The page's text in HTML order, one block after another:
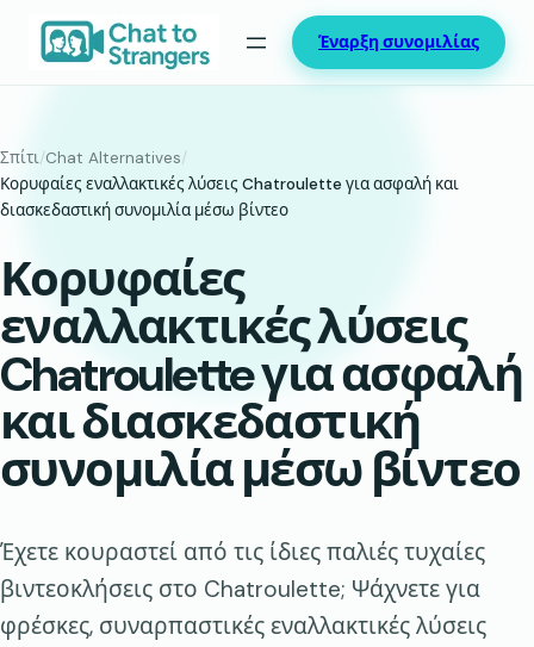
Μετάβαση
περιεχόμενο
Έναρξη συνομιλίας
Σπίτι/Chat Alternatives/
Κορυφαίες εναλλακτικές λύσεις Chatroulette για ασφαλή και
διασκεδαστική συνομιλία μέσω βίντεο
Κορυφαίες
εναλλακτικές λύσεις
Chatroulette για ασφαλή
και διασκεδαστική
συνομιλία μέσω βίντεο
Έχετε κουραστεί από τις ίδιες παλιές τυχαίες
βιντεοκλήσεις στο Chatroulette; Ψάχνετε για
φρέσκες, συναρπαστικές εναλλακτικές λύσεις